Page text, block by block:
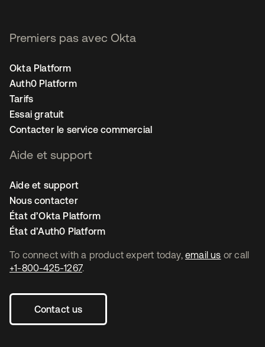
To connect with a product expert today, email us or call
+1-800-425-1267.
Contact us
Premiers pas avec Okta
Okta Platform
Auth0 Platform
Tarifs
Essai gratuit
Contacter le service commercial
Aide et support
Aide et support
Nous contacter
État d’Okta Platform
État d’Auth0 Platform